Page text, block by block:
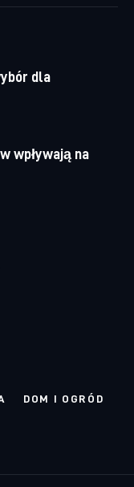
dla
wpływają na
DOM I OGRÓD